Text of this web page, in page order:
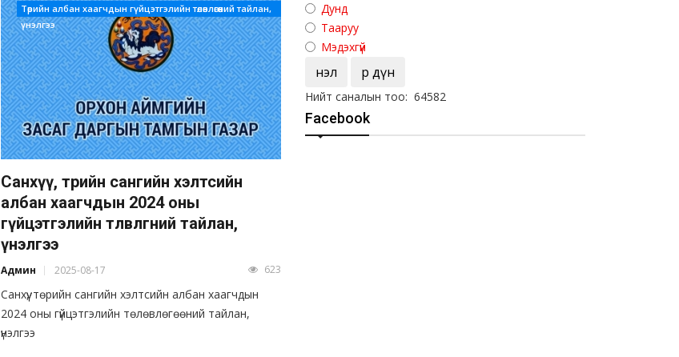
Төрийн албан хаагчдын гүйцэтгэлийн төлөвлөгөөний тайлан,
үнэлгээ
Санхүү, төрийн сангийн хэлтсийн
албан хаагчдын 2024 оны
гүйцэтгэлийн төлөвлөгөөний тайлан,
үнэлгээ
Админ 2025-08-17 623
Санхүү, төрийн сангийн хэлтсийн албан хаагчдын
2024 оны гүйцэтгэлийн төлөвлөгөөний тайлан,
үнэлгээ
Дунд
Тааруу
Мэдэхгүй
Үнэл Үр дүн
Нийт саналын тоо: 64582
Facebook